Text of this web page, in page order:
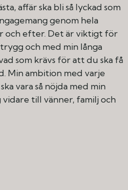
affär ska bli så lyckad som
genom hela
och efter. Det är viktigt för
och med min långa
som krävs för att du ska få
Min ambition med varje
vara så nöjda med min
till vänner, familj och